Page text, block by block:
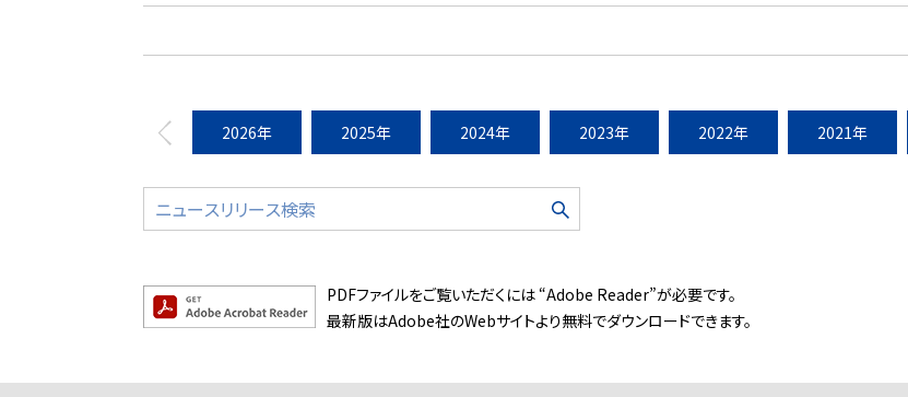
2026年 2025年 2024年 2023年 2022年 2021年
PDFファイルをご覧いただくには “Adobe Reader”が必要です。
最新版はAdobe社のWebサイトより無料でダウンロードできます。